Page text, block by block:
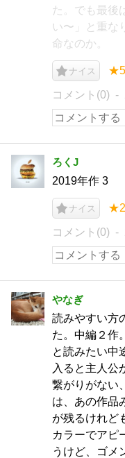
た。でも最後
い〜」と重な
命なのか。
ナイス ★5
コメント(0)
ろくJ
2019年作 3
ナイス ★2
コメント(0)
やなぎ
読みやすい方
た。中編２作
と読みたい中
入ると主人公
繋がりがない
は、あの作品
が残るけれど
カラーでアピ
うけど、ゴメ